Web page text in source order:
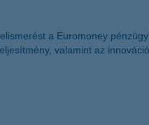
a Euromoney
valamint az